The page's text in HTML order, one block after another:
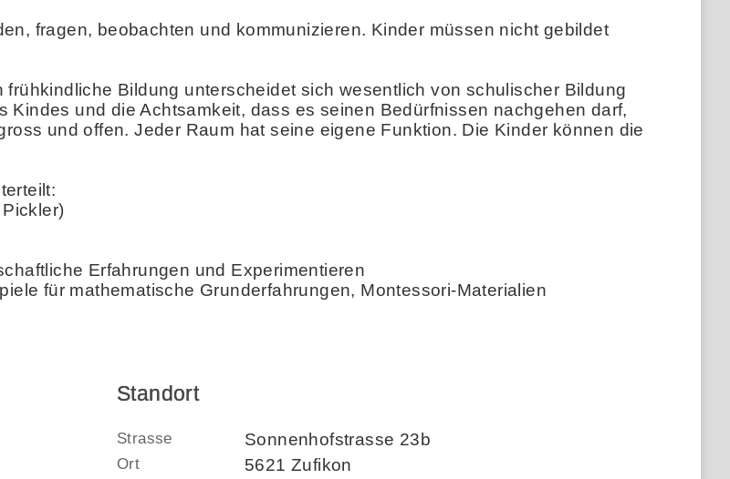
fragen, beobachten und kommunizieren. Kinder müssen nicht gebildet
Bildung unterscheidet sich wesentlich von schulischer Bildung
und die Achtsamkeit, dass es seinen Bedürfnissen nachgehen darf,
und offen. Jeder Raum hat seine eigene Funktion. Die Kinder können die
Erfahrungen und Experimentieren
für mathematische Grunderfahrungen, Montessori-Materialien
Standort
Strasse Sonnenhofstrasse 23b
Ort 5621 Zufikon